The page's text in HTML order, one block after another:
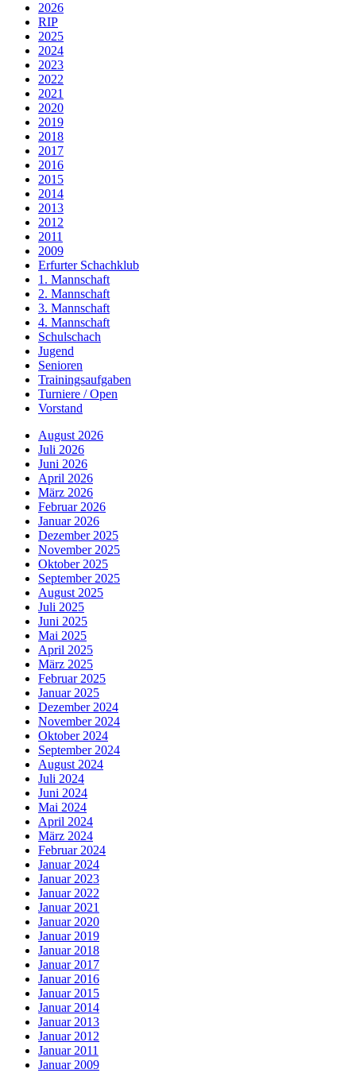
2026
RIP
2025
2024
2023
2022
2021
2020
2019
2018
2017
2016
2015
2014
2013
2012
2011
2009
Erfurter Schachklub
1. Mannschaft
2. Mannschaft
3. Mannschaft
4. Mannschaft
Schulschach
Jugend
Senioren
Trainingsaufgaben
Turniere / Open
Vorstand
August 2026
Juli 2026
Juni 2026
April 2026
März 2026
Februar 2026
Januar 2026
Dezember 2025
November 2025
Oktober 2025
September 2025
August 2025
Juli 2025
Juni 2025
Mai 2025
April 2025
März 2025
Februar 2025
Januar 2025
Dezember 2024
November 2024
Oktober 2024
September 2024
August 2024
Juli 2024
Juni 2024
Mai 2024
April 2024
März 2024
Februar 2024
Januar 2024
Januar 2023
Januar 2022
Januar 2021
Januar 2020
Januar 2019
Januar 2018
Januar 2017
Januar 2016
Januar 2015
Januar 2014
Januar 2013
Januar 2012
Januar 2011
Januar 2009